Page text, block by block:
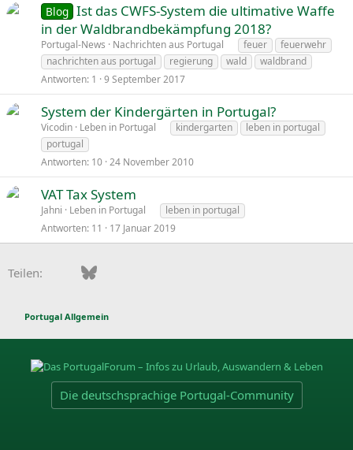
Blog Ist das CWFS-System die ultimative Waffe
in der Waldbrandbekämpfung 2018?
Portugal-News Nachrichten aus Portugal feuer
feuerwehr
nachrichten aus portugal
regierung wald
waldbrand
Antworten 1 9 September 2017
System der Kindergärten in Portugal?
Vicodin Leben in Portugal kindergarten
leben in portugal
portugal
Antworten 10 24 November 2010
VAT Tax System
Jahni Leben in Portugal
leben in portugal
Antworten 11 17 Januar 2019
Teilen: FacebookBluesky
Portugal Allgemein
Die deutschsprachige Portugal-Community